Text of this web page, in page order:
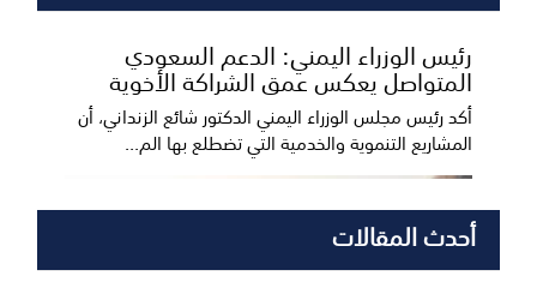
رئيس الوزراء اليمني: الدعم السعودي
المتواصل يعكس عمق الشراكة الأخوية
أكد رئيس مجلس الوزراء اليمني الدكتور شائع الزنداني، أن
المشاريع التنموية والخدمية التي تضطلع بها الم...
أحدث المقالات